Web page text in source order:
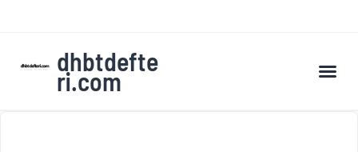
dhbtdefte
ri.com